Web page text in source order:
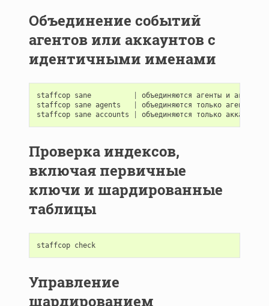
Объединение событий
агентов или аккаунтов с
идентичными именами
staffcop sane объединяются агенты и аккаунты
staffcop sane agents объединяются только агенты
staffcop sane accounts объединяются только аккаунты
Проверка индексов,
включая первичные
ключи и шардированные
таблицы
staffcop check
Управление
шардированием